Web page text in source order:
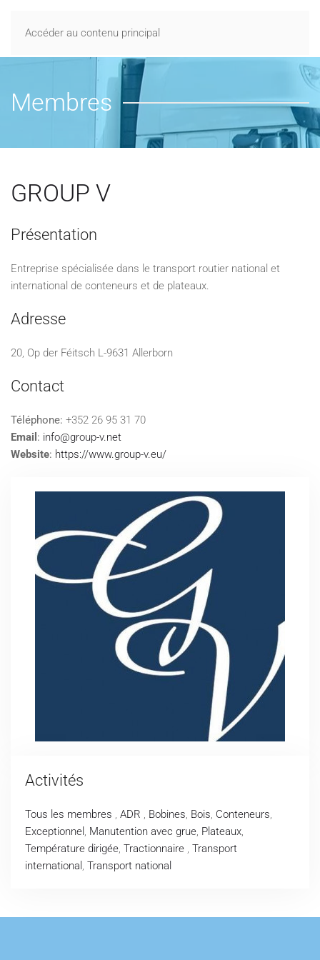
Accéder au contenu principal
Membres
GROUP V
Présentation
Entreprise spécialisée dans le transport routier national et
international de conteneurs et de plateaux.
Adresse
20, Op der Féitsch L-9631 Allerborn
Contact
Téléphone: +352 26 95 31 70
Email : info@group-v.net
Website: https://www.group-v.eu/
Activités
Tous les membres , ADR , Bobines, Bois, Conteneurs,
Exceptionnel , Manutention avec grue, Plateaux,
Température dirigée, Tractionnaire , Transport
international , Transport national